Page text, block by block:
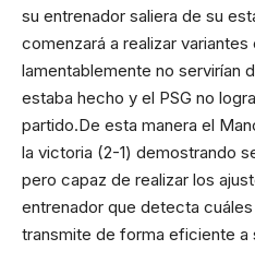
su entrenador saliera de su
comenzará a realizar
lamentablemente no servirían
estaba hecho y el PSG no
partido.De esta manera el
la victoria (2-1) demostrando
pero capaz de realizar los
entrenador que detecta
transmite de forma eficiente a